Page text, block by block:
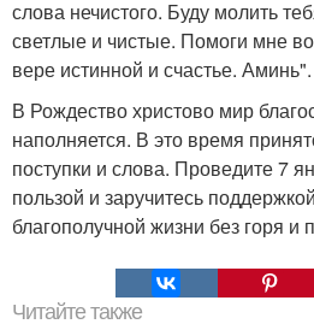
слова нечистого. Буду молить
светлые и чистые. Помоги мне
вере истинной и счастье. Аминь".
В Рождество христово мир
наполняется. В это время
поступки и слова. Проведите 7
пользой и заручитесь
благополучной жизни без горя и
Читайте также